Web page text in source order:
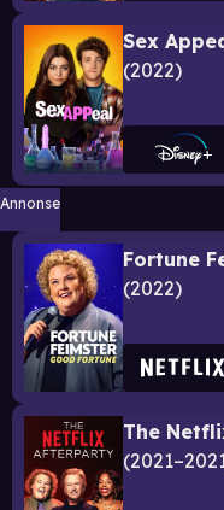
Sex
2022
Annonse
Fortune
2022
The